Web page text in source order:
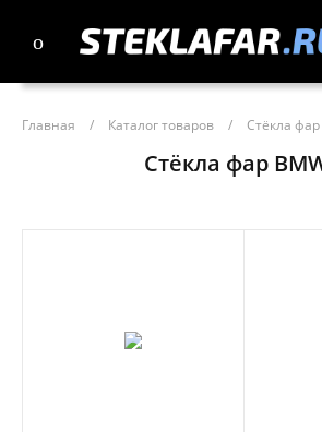
Главная / Каталог товаров / Стёкла фар
Стёкла фар